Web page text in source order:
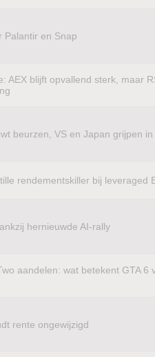
Palantir en Snap
AEX blijft opvallend sterk, maar
beurzen, VS en Japan grijpen in
rendementskiller bij leveraged
hernieuwde AI-rally
aandelen: wat betekent GTA 6
rente ongewijzigd